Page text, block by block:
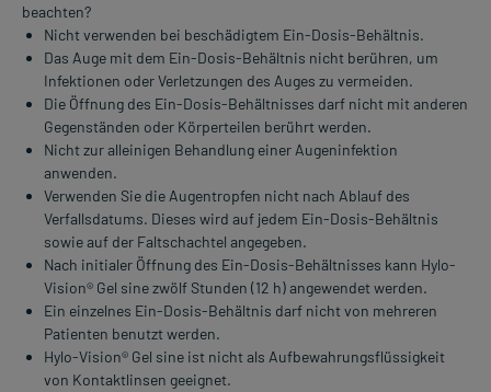
beachten?
Nicht verwenden bei beschädigtem Ein-Dosis-Behältnis.
Das Auge mit dem Ein-Dosis-Behältnis nicht berühren, um
Infektionen oder Verletzungen des Auges zu vermeiden.
Die Öffnung des Ein-Dosis-Behältnisses darf nicht mit anderen
Gegenständen oder Körperteilen berührt werden.
Nicht zur alleinigen Behandlung einer Augeninfektion
anwenden.
Verwenden Sie die Augentropfen nicht nach Ablauf des
Verfallsdatums. Dieses wird auf jedem Ein-Dosis-Behältnis
sowie auf der Faltschachtel angegeben.
Nach initialer Öffnung des Ein-Dosis-Behältnisses kann Hylo-
Vision® Gel sine zwölf Stunden (12 h) angewendet werden.
Ein einzelnes Ein-Dosis-Behältnis darf nicht von mehreren
Patienten benutzt werden.
Hylo-Vision® Gel sine ist nicht als Aufbewahrungsflüssigkeit
von Kontaktlinsen geeignet.